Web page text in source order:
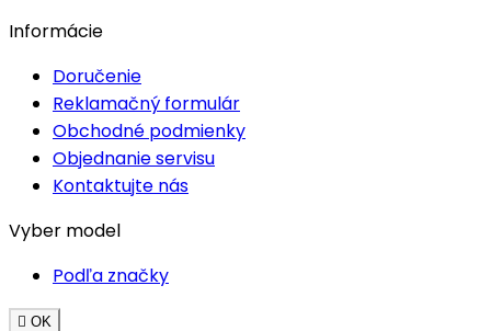
Informácie
Doručenie
Reklamačný formulár
Obchodné podmienky
Objednanie servisu
Kontaktujte nás
Vyber model
Podľa značky
 OK